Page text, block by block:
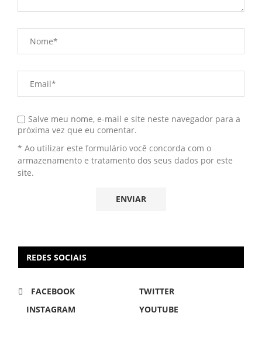
Salve meu nome, e-mail e site neste navegador para a
próxima vez que eu comentar.
* Ao utilizar este formulário você concorda com o
armazenamento e tratamento dos seus dados por este
site.
REDES SOCIAIS
FACEBOOK
TWITTER
INSTAGRAM
YOUTUBE